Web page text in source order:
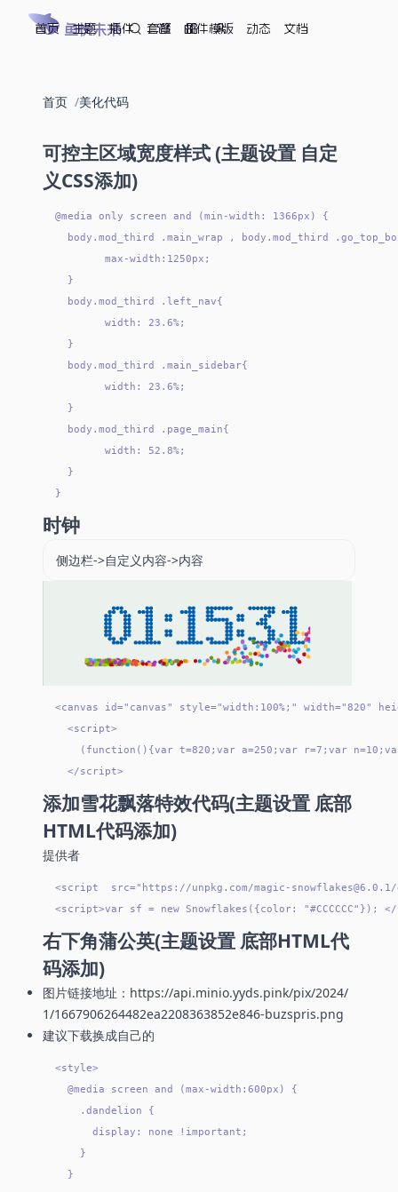
鱼悦未来
首页 主题 插件 套餐 邮件模版 动态 文档
首页 美化代码
可控主区域宽度样式 (主题设置 自定
义CSS添加)
@media only screen and (min-width: 1366px) {
body.mod_third .main_wrap , body.mod_third
        max-width:1250px;
  }
  body.mod_third .left_nav{
        width: 23.6%;
  }
  body.mod_third .main_sidebar{
        width: 23.6%;
  }
  body.mod_third .page_main{
        width: 52.8%;
  }
时钟
侧边栏->自定义内容->内容
<canvas id="canvas" style="width:100%;" width="820"
  <script>
(function(){var t=820;var a=250;var r=7;var
添加雪花飘落特效代码(主题设置 底部
HTML代码添加)
提供者
<script  src="https://unpkg.com/magic-
右下角蒲公英(主题设置 底部HTML代
码添加)
图片链接地址： https://api.minio.yyds.pink/pix/2024/
1/1667906264482ea2208363852e846-buzspris.png
建议下载换成自己的
<style>
  @media screen and (max-width:600px) {
    .dandelion {
      display: none !important;
    }
  }